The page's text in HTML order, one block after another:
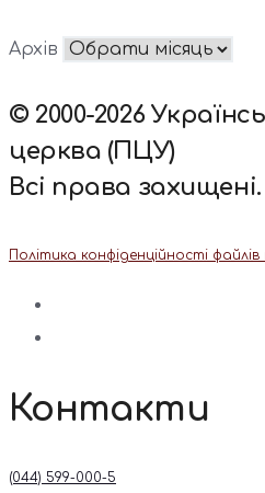
Архів
© 2000-2026
церква (ПЦУ)
Всі права захищені.
Політика конфіденційності
Контакти
(044) 599-000-5